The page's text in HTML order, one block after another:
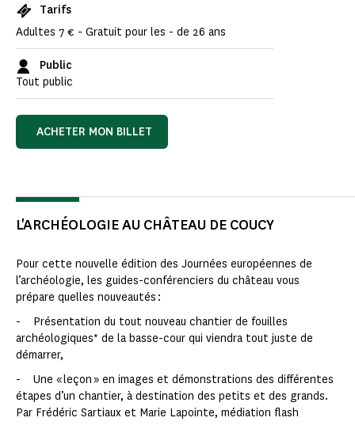
Tarifs
Adultes 7 € - Gratuit pour les - de 26 ans
Public
Tout public
ACHETER MON BILLET
L'ARCHÉOLOGIE AU CHÂTEAU DE COUCY
Pour cette nouvelle édition des Journées européennes de
l’archéologie, les guides-conférenciers du château vous
prépare quelles nouveautés :
- Présentation du tout nouveau chantier de fouilles
archéologiques* de la basse-cour qui viendra tout juste de
démarrer,
- Une « leçon » en images et démonstrations des différentes
étapes d’un chantier, à destination des petits et des grands.
Par Frédéric Sartiaux et Marie Lapointe, médiation flash